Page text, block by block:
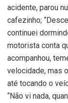
acidente, parou
cafezinho;
continuei
motorista conta
acompanhou,
velocidade, mas
até tocando o
“Não vi nada,